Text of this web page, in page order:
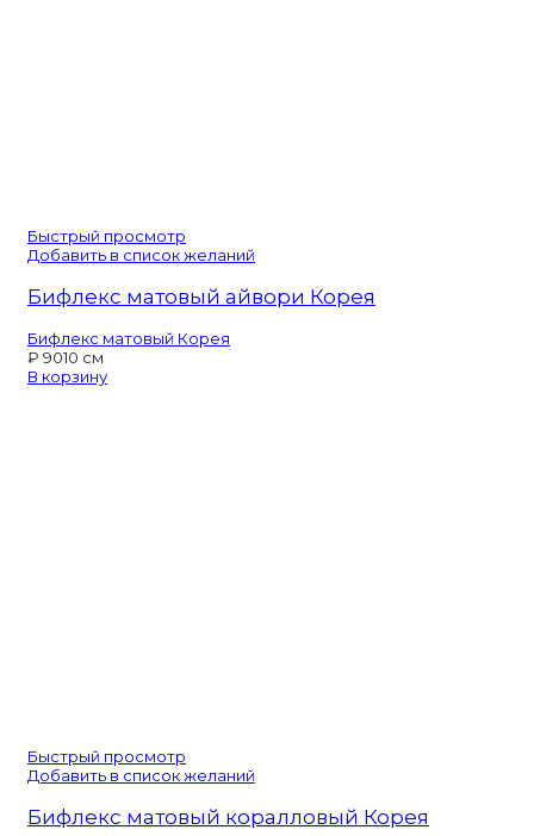
Быстрый просмотр
Добавить в список желаний
Бифлекс матовый айвори Корея
Бифлекс матовый Корея
₽ 9010 см
В корзину
Быстрый просмотр
Добавить в список желаний
Бифлекс матовый коралловый Корея